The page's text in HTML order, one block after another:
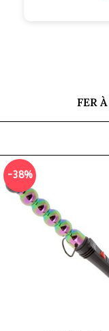
FER
-38%